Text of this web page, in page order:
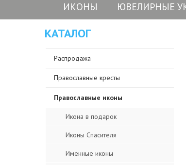
ИКОНЫ ЮВЕЛИРНЫЕ
КАТАЛОГ
Распродажа
Православные кресты
Православные иконы
Икона в подарок
Иконы Спасителя
Именные иконы